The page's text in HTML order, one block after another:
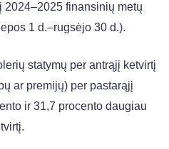
2024–2025 finansinių metų
1 d.–rugsėjo 30 d.).
statymų per antrąjį ketvirtį
ar premijų) per pastarąjį
ir 31,7 procento daugiau